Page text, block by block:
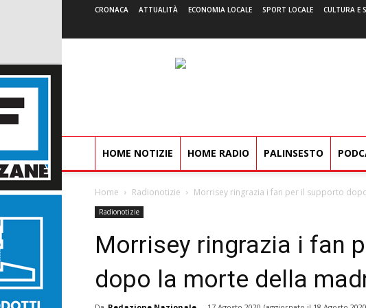
CRONACA ATTUALITÀ ECONOMIA LOCALE SPORT LOCALE CULTURA E
HOME NOTIZIE HOME RADIO PALINSESTO
Home Radionotizie Morrisey ringrazia i fan per il supporto
Radionotizie
Morrisey ringrazia i fan
dopo la morte della